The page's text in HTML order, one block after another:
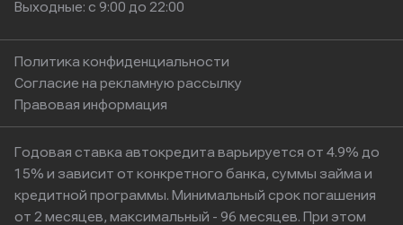
Выходные: с 9:00 до 22:00
Политика конфиденциальности
Согласие на рекламную рассылку
Правовая информация
Годовая ставка автокредита варьируется от 4.9% до
15% и зависит от конкретного банка, суммы займа и
кредитной программы. Минимальный срок погашения
от 2 месяцев, максимальный - 96 месяцев. При этом